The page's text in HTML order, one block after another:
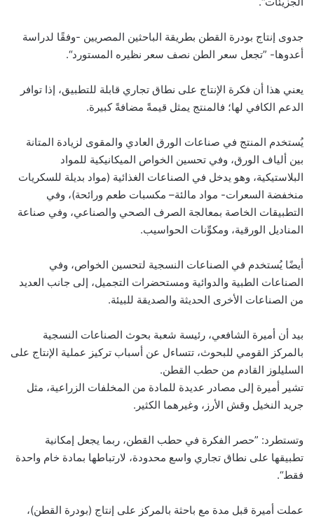
جدوى إنتاج بودرة القطن بطريقة الباحثين المصريين -وفقًا لدراسة
أعدوها- ”تجعل سعر الطن نصف سعر نظيره المستورد“.
يعني هذا أن فكرة الإنتاج على نطاق تجاري قابلة للتطبيق، إذا توافر
الدعم الكافي لها؛ فالمنتج يمثل قيمةً مضافةً كبيرة.
يُستخدم المنتج في صناعات الورق العادي والمقوى لزيادة المتانة
بين ألياف الورق، وفي تحسين الخواص الميكانيكية للمواد
البلاستيكية، وهو يدخل في الصناعات الغذائية (مواد بديلة للسكريات
منخفضة السعرات- مواد مالئة– مكسبات طعم ورائحة)، وفي
التطبيقات الخاصة بمعالجة الصرف الصحي والصناعي، وفي صناعة
المناديل الورقية، ومكوِّنات الحواسيب.
أيضًا يُستخدم في الصناعات النسجية لتحسين الخواص، وفي
الصناعات الطبية والدوائية ومستحضرات التجميل، إلى جانب العديد
من الصناعات الأخرى الحديثة والصديقة للبيئة.
بيد أن أميرة الشافعي، رئيسة شعبة بحوث الصناعات النسجية
بالمركز القومي للبحوث، تتساءل عن أسباب تركيز عملية الإنتاج على
السليلوز القادم من حطب القطن.
تشير أميرة إلى مصادر عديدة للمادة من المخلفات الزراعية، مثل
جريد النخيل وقش الأرز، وغيرهما الكثير.
وتستطرد: ”حصر الفكرة في حطب القطن، ربما يجعل إمكانية
تطبيقها على نطاق تجاري واسع محدودة، لارتباطها بمادة خام واحدة
فقط“.
عملت أميرة قبل مدة مع باحثة بالمركز على إنتاج (بودرة القطن)،